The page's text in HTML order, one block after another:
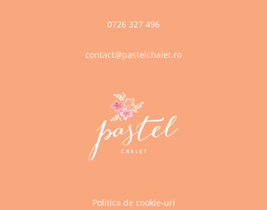
0726 327 496
contact@pastelchalet.ro
Politica de cookie-uri